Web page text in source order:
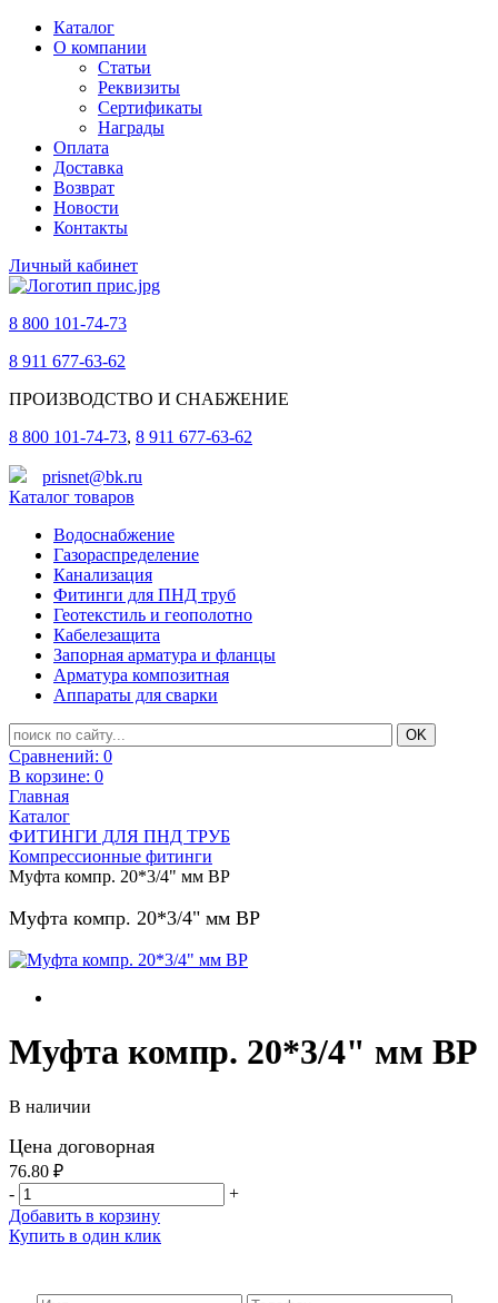
Каталог
О компании
Статьи
Реквизиты
Сертификаты
Награды
Оплата
Доставка
Возврат
Новости
Контакты
Личный кабинет
8 800 101-74-73
8 911 677-63-62
ПРОИЗВОДСТВО И СНАБЖЕНИЕ
8 800 101-74-73, 8 911 677-63-62
prisnet@bk.ru
Каталог товаров
Водоснабжение
Газораспределение
Канализация
Фитинги для ПНД труб
Геотекстиль и геополотно
Кабелезащита
Запорная арматура и фланцы
Арматура композитная
Аппараты для сварки
Сравнений: 0
В корзине: 0
Главная
Каталог
ФИТИНГИ ДЛЯ ПНД ТРУБ
Компрессионные фитинги
Муфта компр. 20*3/4" мм ВР
Муфта компр. 20*3/4" мм ВР
Муфта компр. 20*3/4" мм ВР
В наличии
Цена договорная
76.80 ₽
-
+
Добавить в корзину
Купить в один клик